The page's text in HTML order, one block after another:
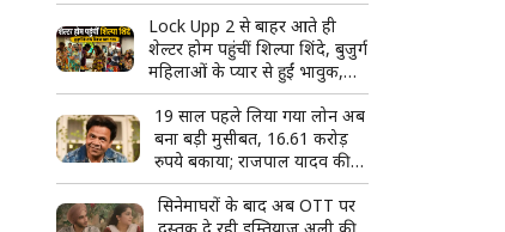
Lock Upp 2 से बाहर आते ही
शेल्टर होम पहुंचीं शिल्पा शिंदे, बुजुर्ग
महिलाओं के प्यार से हुईं भावुक,
बोलीं- 'ऐसा लग रहा है जैसे मैं ही
जीत गई'
19 साल पहले लिया गया लोन अब
बना बड़ी मुसीबत, 16.61 करोड़
रुपये बकाया; राजपाल यादव की
पैतृक संपत्ति की होगी नीलामी
सिनेमाघरों के बाद अब OTT पर